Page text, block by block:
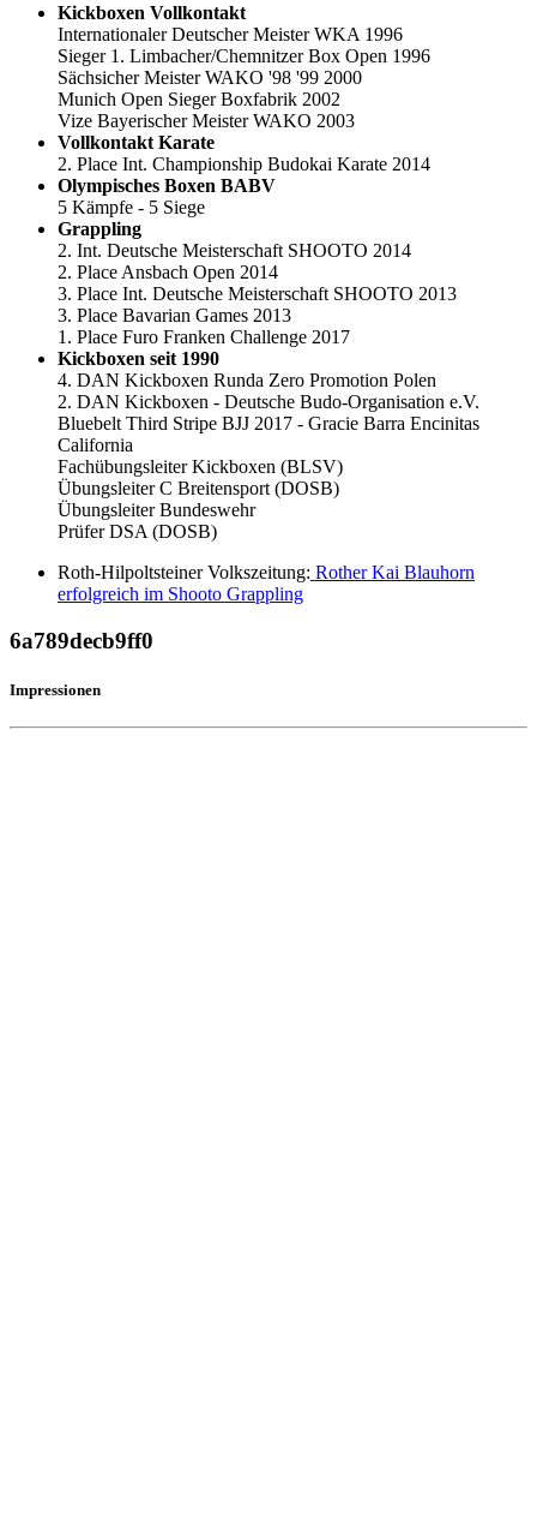
Kickboxen Vollkontakt
Internationaler Deutscher Meister WKA 1996
Sieger 1. Limbacher/Chemnitzer Box Open 1996
Sächsicher Meister WAKO '98 '99 2000
Munich Open Sieger Boxfabrik 2002
Vize Bayerischer Meister WAKO 2003
Vollkontakt Karate
2. Place Int. Championship Budokai Karate 2014
Olympisches Boxen BABV
5 Kämpfe - 5 Siege
Grappling
2. Int. Deutsche Meisterschaft SHOOTO 2014
2. Place Ansbach Open 2014
3. Place Int. Deutsche Meisterschaft SHOOTO 2013
3. Place Bavarian Games 2013
1. Place Furo Franken Challenge 2017
Kickboxen seit 1990
4. DAN Kickboxen Runda Zero Promotion Polen
2. DAN Kickboxen - Deutsche Budo-Organisation e.V.
Bluebelt Third Stripe BJJ 2017 - Gracie Barra Encinitas
California
Fachübungsleiter Kickboxen (BLSV)
Übungsleiter C Breitensport (DOSB)
Übungsleiter Bundeswehr
Prüfer DSA (DOSB)
Roth-Hilpoltsteiner Volkszeitung: Rother Kai Blauhorn
erfolgreich im Shooto Grappling
6a789decb9ff0
Impressionen